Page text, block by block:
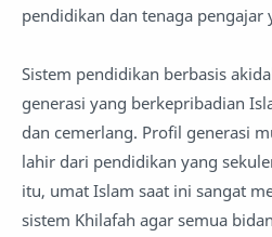
pendidikan dan tenaga pengajar
Sistem pendidikan berbasis
generasi yang berkepribadian
dan cemerlang. Profil generasi
lahir dari pendidikan yang
itu, umat Islam saat ini sangat
sistem Khilafah agar semua